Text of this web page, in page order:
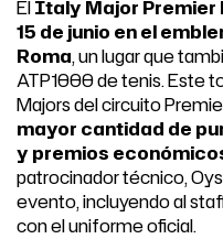
ElItaly Major Premier
15 de junio en el
Roma, un lugar que
ATP1000 de tenis. Este
Majors del circuito
mayor cantidad de
y premios
patrocinador técnico,
evento, incluyendo al
con el uniforme oficial.